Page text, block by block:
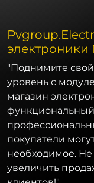
электроники
"Поднимите
уровень с
магазин
покупатели
необходимое. Не
увеличить